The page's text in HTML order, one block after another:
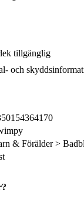
tillgänglig
och
& Förälder >